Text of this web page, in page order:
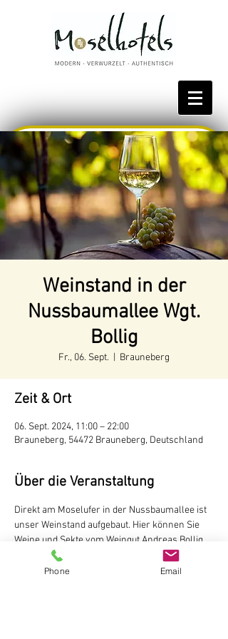
Bestpreis reservieren
Weinstand in der
Nussbaumallee Wgt.
Bollig
Fr., 06. Sept. Brauneberg
Zeit & Ort
06. Sept. 2024, 11:00 – 22:00
Brauneberg, 54472 Brauneberg, Deutschland
Über die Veranstaltung
Direkt am Moselufer in der Nussbaumallee ist
unser Weinstand aufgebaut. Hier können Sie
Weine und Sekte vom Weingut Andreas Bollig,
Brauneberg probieren
Der Weinstand ist während der
Phone Email